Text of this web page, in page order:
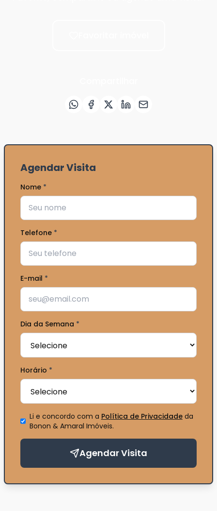
Agendar Visita
Nome *
Telefone *
E-mail *
Dia da Semana *
Horário *
Li e concordo com a Política de Privacidadeda
Bonon & Amaral Imóveis.
Agendar Visita